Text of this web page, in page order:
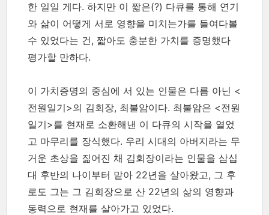
한 일일 게다. 하지만 이 짧은(?) 다큐를 통해 연기
와 삶이 어떻게 서로 영향을 미치는가를 들여다볼
수 있었다는 건, 짧아도 충분한 가치를 증명했다
평가할 만하다.
이 가치증명의 중심에 서 있는 인물은 다름 아닌 <
전원일기>의 김회장, 최불암이다. 최불암은 <전원
일기>를 현재로 소환해낸 이 다큐의 시작을 열었
고 마무리를 장식했다. 우리 시대의 아버지라는 무
거운 초상을 짊어진 채 김회장이라는 인물을 삼십
대 후반의 나이부터 맡아 22년을 살아왔고, 그 후
로도 그는 그 김회장으로 산 22년의 삶의 영향과
동력으로 현재를 살아가고 있었다.